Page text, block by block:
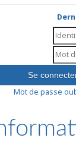
Mot de passe